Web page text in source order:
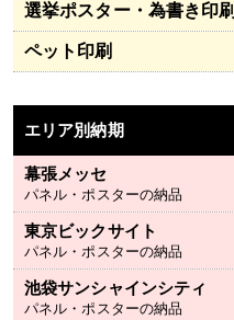
選挙ポスター・為書き印刷
ペット印刷
エリア別納期
幕張メッセ
パネル・ポスターの納品
東京ビックサイト
パネル・ポスターの納品
池袋サンシャインシティ
パネル・ポスターの納品